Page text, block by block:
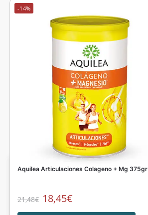
-14%
Aquilea Articulaciones Colageno + Mg 375gr
21,48€ 18,45€